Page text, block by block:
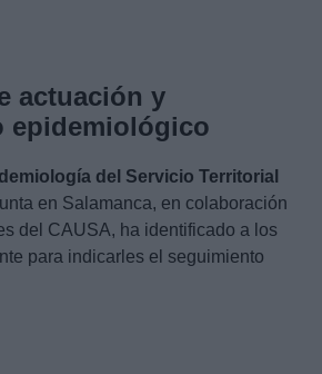
actuación y
epidemiológico
del Servicio Territorial
en Salamanca, en colaboración
del CAUSA, ha identificado a los
para indicarles el seguimiento